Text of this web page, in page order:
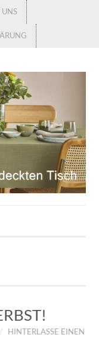
UNS
HINTERLASSE EINEN